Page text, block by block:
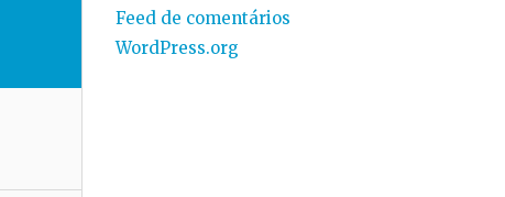
Feed de comentários
WordPress.org